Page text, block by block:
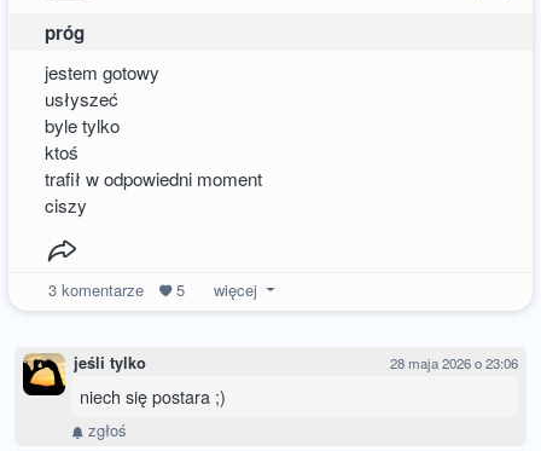
próg
jestem gotowy
usłyszeć
byle tylko
ktoś
trafił w odpowiedni moment
ciszy
3komentarze 5 więcej
jeśli tylko 28 maja 2026 o 23:06
niech się postara ;)
zgłoś